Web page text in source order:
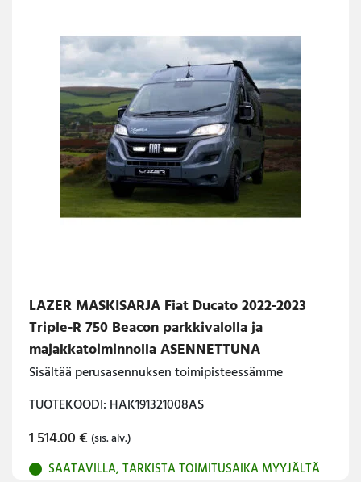
LAZER MASKISARJA Fiat Ducato 2022-2023
Triple-R 750 Beacon parkkivalolla ja
majakkatoiminnolla ASENNETTUNA
Sisältää perusasennuksen toimipisteessämme
TUOTEKOODI: HAK191321008AS
1 514.00€ (sis. alv.)
SAATAVILLA, TARKISTA TOIMITUSAIKA MYYJÄLTÄ